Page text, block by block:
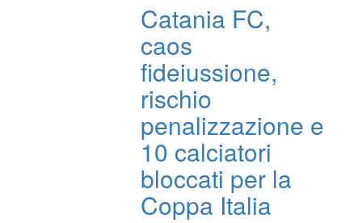
Catania FC,
caos
fideiussione,
rischio
penalizzazione e
10 calciatori
bloccati per la
Coppa Italia